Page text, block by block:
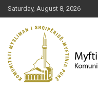
Skip
to
content
Saturday, August 8, 2026